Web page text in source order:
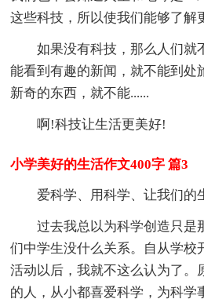
这些科技，所以使我们能够了解
如果没有科技，那么人们就
能看到有趣的新闻，就不能到处
新奇的东西，就不能......
啊!科技让生活更美好!
小学美好的生活作文400字 篇3
爱科学、用科学、让我们的
过去我总以为科学创造只是
们中学生没什么关系。自从学校
活动以后，我就不这么认为了。
的人，从小都喜爱科学，为科学